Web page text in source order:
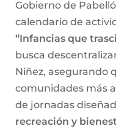
Gobierno de
calendario de
“Infancias que
busca
Niñez, asegurando
comunidades más
de jornadas
recreación y